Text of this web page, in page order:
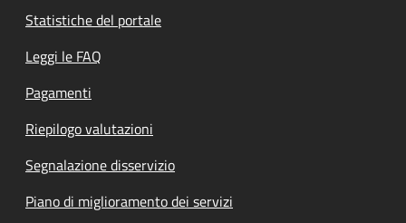
Statistiche del portale
Leggi le FAQ
Pagamenti
Riepilogo valutazioni
Segnalazione disservizio
Piano di miglioramento dei servizi